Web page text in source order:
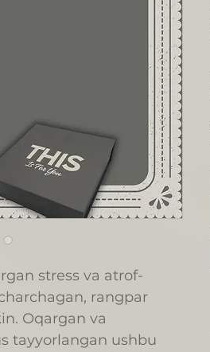
stress va atrof-
rangpar
Oqargan va
tayyorlangan ushbu